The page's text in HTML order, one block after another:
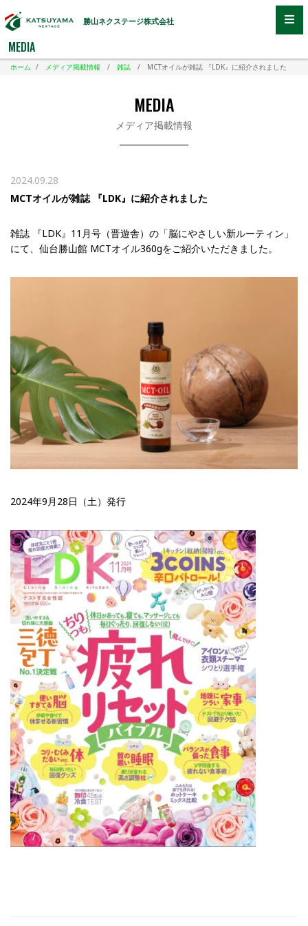
勝山ネクステージ株式会社
MEDIA
ホーム / メディア掲載情報 / 雑誌 / MCTオイルが雑誌 『LDK』に紹介されました
MEDIA
メディア掲載情報
2024.09.28
MCTオイルが雑誌 『LDK』に紹介されました
雑誌 『LDK』11月号（晋遊舎）の「脳にやさしい新ルーティン」
にて、仙台勝山館 MCTオイル360gをご紹介いただきました。
2024年9月28日（土）発行